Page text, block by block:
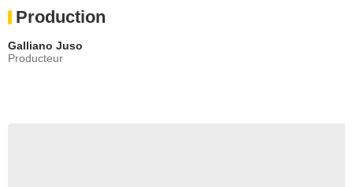
Production
Galliano Juso
Producteur